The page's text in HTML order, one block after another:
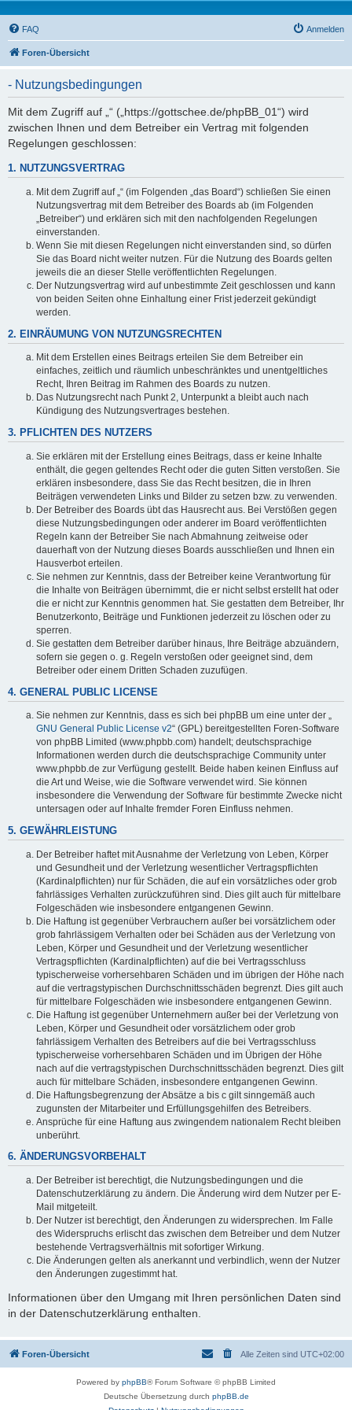
FAQ Anmelden
Foren-Übersicht
- Nutzungsbedingungen
Mit dem Zugriff auf „“ („https://gottschee.de/phpBB_01“) wird
zwischen Ihnen und dem Betreiber ein Vertrag mit folgenden
Regelungen geschlossen:
1. NUTZUNGSVERTRAG
Mit dem Zugriff auf „“ (im Folgenden „das Board“) schließen Sie einen
Nutzungsvertrag mit dem Betreiber des Boards ab (im Folgenden
„Betreiber“) und erklären sich mit den nachfolgenden Regelungen
einverstanden.
Wenn Sie mit diesen Regelungen nicht einverstanden sind, so dürfen
Sie das Board nicht weiter nutzen. Für die Nutzung des Boards gelten
jeweils die an dieser Stelle veröffentlichten Regelungen.
Der Nutzungsvertrag wird auf unbestimmte Zeit geschlossen und kann
von beiden Seiten ohne Einhaltung einer Frist jederzeit gekündigt
werden.
2. EINRÄUMUNG VON NUTZUNGSRECHTEN
Mit dem Erstellen eines Beitrags erteilen Sie dem Betreiber ein
einfaches, zeitlich und räumlich unbeschränktes und unentgeltliches
Recht, Ihren Beitrag im Rahmen des Boards zu nutzen.
Das Nutzungsrecht nach Punkt 2, Unterpunkt a bleibt auch nach
Kündigung des Nutzungsvertrages bestehen.
3. PFLICHTEN DES NUTZERS
Sie erklären mit der Erstellung eines Beitrags, dass er keine Inhalte
enthält, die gegen geltendes Recht oder die guten Sitten verstoßen. Sie
erklären insbesondere, dass Sie das Recht besitzen, die in Ihren
Beiträgen verwendeten Links und Bilder zu setzen bzw. zu verwenden.
Der Betreiber des Boards übt das Hausrecht aus. Bei Verstößen gegen
diese Nutzungsbedingungen oder anderer im Board veröffentlichten
Regeln kann der Betreiber Sie nach Abmahnung zeitweise oder
dauerhaft von der Nutzung dieses Boards ausschließen und Ihnen ein
Hausverbot erteilen.
Sie nehmen zur Kenntnis, dass der Betreiber keine Verantwortung für
die Inhalte von Beiträgen übernimmt, die er nicht selbst erstellt hat oder
die er nicht zur Kenntnis genommen hat. Sie gestatten dem Betreiber, Ihr
Benutzerkonto, Beiträge und Funktionen jederzeit zu löschen oder zu
sperren.
Sie gestatten dem Betreiber darüber hinaus, Ihre Beiträge abzuändern,
sofern sie gegen o. g. Regeln verstoßen oder geeignet sind, dem
Betreiber oder einem Dritten Schaden zuzufügen.
4. GENERAL PUBLIC LICENSE
Sie nehmen zur Kenntnis, dass es sich bei phpBB um eine unter der „
GNU General Public License v2“ (GPL) bereitgestellten Foren-Software
von phpBB Limited (www.phpbb.com) handelt; deutschsprachige
Informationen werden durch die deutschsprachige Community unter
www.phpbb.de zur Verfügung gestellt. Beide haben keinen Einfluss auf
die Art und Weise, wie die Software verwendet wird. Sie können
insbesondere die Verwendung der Software für bestimmte Zwecke nicht
untersagen oder auf Inhalte fremder Foren Einfluss nehmen.
5. GEWÄHRLEISTUNG
Der Betreiber haftet mit Ausnahme der Verletzung von Leben, Körper
und Gesundheit und der Verletzung wesentlicher Vertragspflichten
(Kardinalpflichten) nur für Schäden, die auf ein vorsätzliches oder grob
fahrlässiges Verhalten zurückzuführen sind. Dies gilt auch für mittelbare
Folgeschäden wie insbesondere entgangenen Gewinn.
Die Haftung ist gegenüber Verbrauchern außer bei vorsätzlichem oder
grob fahrlässigem Verhalten oder bei Schäden aus der Verletzung von
Leben, Körper und Gesundheit und der Verletzung wesentlicher
Vertragspflichten (Kardinalpflichten) auf die bei Vertragsschluss
typischerweise vorhersehbaren Schäden und im übrigen der Höhe nach
auf die vertragstypischen Durchschnittsschäden begrenzt. Dies gilt auch
für mittelbare Folgeschäden wie insbesondere entgangenen Gewinn.
Die Haftung ist gegenüber Unternehmern außer bei der Verletzung von
Leben, Körper und Gesundheit oder vorsätzlichem oder grob
fahrlässigem Verhalten des Betreibers auf die bei Vertragsschluss
typischerweise vorhersehbaren Schäden und im Übrigen der Höhe
nach auf die vertragstypischen Durchschnittsschäden begrenzt. Dies gilt
auch für mittelbare Schäden, insbesondere entgangenen Gewinn.
Die Haftungsbegrenzung der Absätze a bis c gilt sinngemäß auch
zugunsten der Mitarbeiter und Erfüllungsgehilfen des Betreibers.
Ansprüche für eine Haftung aus zwingendem nationalem Recht bleiben
unberührt.
6. ÄNDERUNGSVORBEHALT
Der Betreiber ist berechtigt, die Nutzungsbedingungen und die
Datenschutzerklärung zu ändern. Die Änderung wird dem Nutzer per E-
Mail mitgeteilt.
Der Nutzer ist berechtigt, den Änderungen zu widersprechen. Im Falle
des Widerspruchs erlischt das zwischen dem Betreiber und dem Nutzer
bestehende Vertragsverhältnis mit sofortiger Wirkung.
Die Änderungen gelten als anerkannt und verbindlich, wenn der Nutzer
den Änderungen zugestimmt hat.
Informationen über den Umgang mit Ihren persönlichen Daten sind
in der Datenschutzerklärung enthalten.
Foren-Übersicht Alle Zeiten sind UTC+02:00
Powered by phpBB® Forum Software © phpBB Limited
Deutsche Übersetzung durch phpBB.de